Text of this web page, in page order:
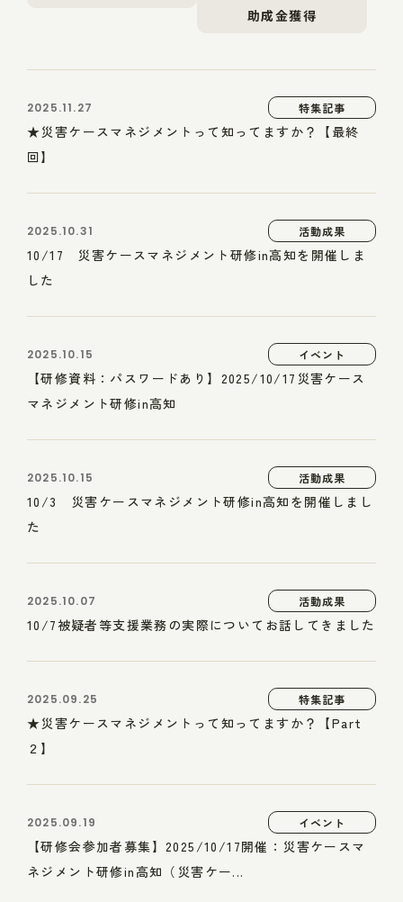
助成金獲得
2025.11.27 特集記事
★災害ケースマネジメントって知ってますか？【最終
回】
2025.10.31 活動成果
10/17 災害ケースマネジメント研修in高知を開催しま
した
2025.10.15 イベント
【研修資料：パスワードあり】2025/10/17災害ケース
マネジメント研修in高知
2025.10.15 活動成果
10/3 災害ケースマネジメント研修in高知を開催しまし
た
2025.10.07 活動成果
10/7被疑者等支援業務の実際についてお話してきました
2025.09.25 特集記事
★災害ケースマネジメントって知ってますか？【Part
２】
2025.09.19 イベント
【研修会参加者募集】2025/10/17開催：災害ケースマ
ネジメント研修in高知（災害ケー...